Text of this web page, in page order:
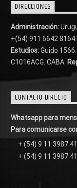
DIRECCIONES
Administración:
+(54) 911 6642 8164 |
Estudios:Guido 1566.
C1016ACG. CABA.
CONTACTO DIRECTO
Whatsapp para
Para comunicarse
+ (54) 9 11 3987
+ (54) 9 11 3987